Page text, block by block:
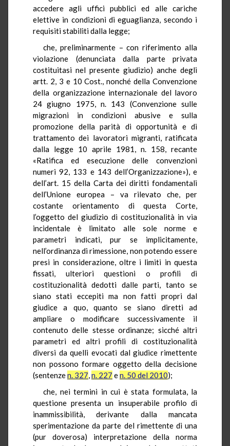
accedere agli uffici pubblici ed alle cariche
elettive in condizioni di eguaglianza, secondo i
requisiti stabiliti dalla legge;
che, preliminarmente – con riferimento alla
violazione (denunciata dalla parte privata
costituitasi nel presente giudizio) anche degli
artt. 2, 3 e 10 Cost., nonché della Convenzione
della organizzazione internazionale del lavoro
24 giugno 1975, n. 143 (Convenzione sulle
migrazioni in condizioni abusive e sulla
promozione della parità di opportunità e di
trattamento dei lavoratori migranti, ratificata
dalla legge 10 aprile 1981, n. 158, recante
«Ratifica ed esecuzione delle convenzioni
numeri 92, 133 e 143 dell’Organizzazione»), e
dell’art. 15 della Carta dei diritti fondamentali
dell’Unione europea – va rilevato che, per
costante orientamento di questa Corte,
l’oggetto del giudizio di costituzionalità in via
incidentale è limitato alle sole norme e
parametri indicati, pur se implicitamente,
nell’ordinanza di rimessione, non potendo essere
presi in considerazione, oltre i limiti in questa
fissati, ulteriori questioni o profili di
costituzionalità dedotti dalle parti, tanto se
siano stati eccepiti ma non fatti propri dal
giudice a quo, quanto se siano diretti ad
ampliare o modificare successivamente il
contenuto delle stesse ordinanze; sicché altri
parametri ed altri profili di costituzionalità
diversi da quelli evocati dal giudice rimettente
non possono formare oggetto della decisione
(sentenzen. 327,n. 227 en. 50 del 2010);
che, nei termini in cui è stata formulata, la
questione presenta un insuperabile profilo di
inammissibilità, derivante dalla mancata
sperimentazione da parte del rimettente di una
(pur doverosa) interpretazione della norma